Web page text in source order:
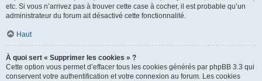
etc. Si vous n’arrivez pas à trouver cette case à cocher, il est probable qu’un
administrateur du forum ait désactivé cette fonctionnalité.
Haut
À quoi sert « Supprimer les cookies » ?
Cette option vous permet d’effacer tous les cookies générés par phpBB 3.3 qui
conservent votre authentification et votre connexion au forum. Les cookies